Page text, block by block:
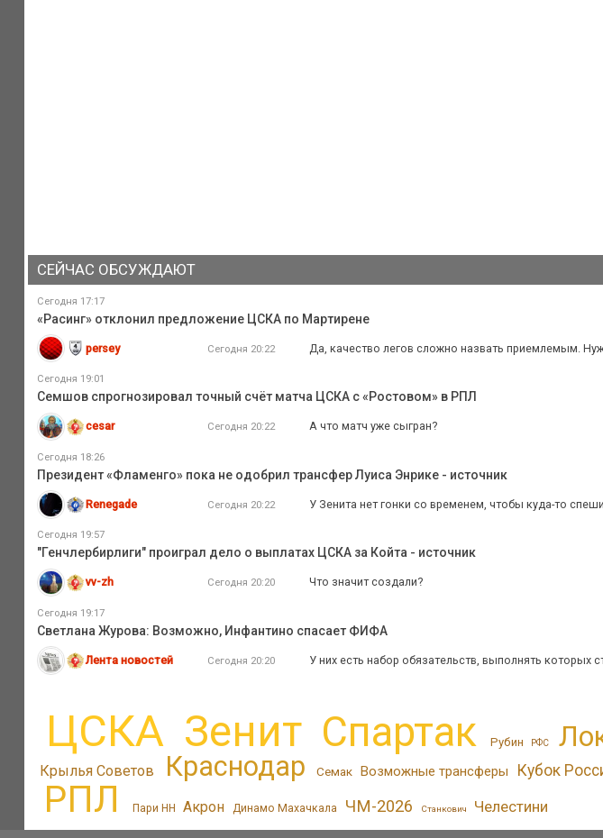
СЕЙЧАС ОБСУЖДАЮТ
Сегодня 17:17
«Расинг» отклонил предложение ЦСКА по Мартирене
persey Сегодня 20:22 Да, качество легов сложно назвать приемлемым.
Сегодня 19:01
Семшов спрогнозировал точный счёт матча ЦСКА с «Ростовом» в РПЛ
cesar Сегодня 20:22 А что матч уже сыгран?
Сегодня 18:26
Президент «Фламенго» пока не одобрил трансфер Луиса Энрике - источник
Renegade Сегодня 20:22 У Зенита нет гонки со временем, чтобы куда-то
Сегодня 19:57
"Генчлербирлиги" проиграл дело о выплатах ЦСКА за Койта - источник
vv-zh Сегодня 20:20 Что значит создали?
Сегодня 19:17
Светлана Журова: Возможно, Инфантино спасает ФИФА
Лента новостей Сегодня 20:20 У них есть набор обязательств, выполнять которых
ЦСКА Зенит Спартак Рубин РФС
Крылья Советов Краснодар Семак Возможные трансферы Кубок
РПЛ Пари НН Акрон Динамо Махачкала ЧМ-2026 Станкович Челестини